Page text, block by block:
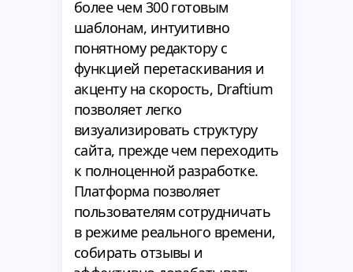
более чем 300 готовым
шаблонам, интуитивно
понятному редактору с
функцией перетаскивания и
акценту на скорость, Draftium
позволяет легко
визуализировать структуру
сайта, прежде чем переходить
к полноценной разработке.
Платформа позволяет
пользователям сотрудничать
в режиме реального времени,
собирать отзывы и